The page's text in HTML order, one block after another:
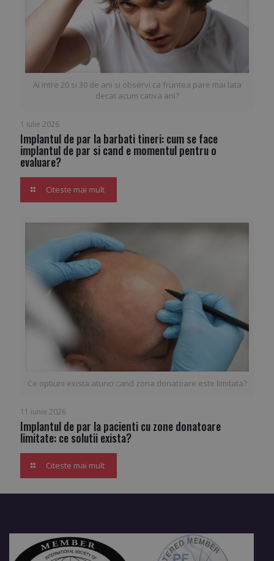
Ai intre 20 si 30 de ani si observi ca fruntea pare mai lata
decat acum cativa ani?
1 iulie 2026
Implantul de par la barbati tineri: cum se face
implantul de par si cand e momentul pentru o
evaluare?
Citeste mai mult
Ce optiuni exista atunci cand zona donatoare este limitata?
11 iunie 2026
Implantul de par la pacienti cu zone donatoare
limitate: ce solutii exista?
Citeste mai mult